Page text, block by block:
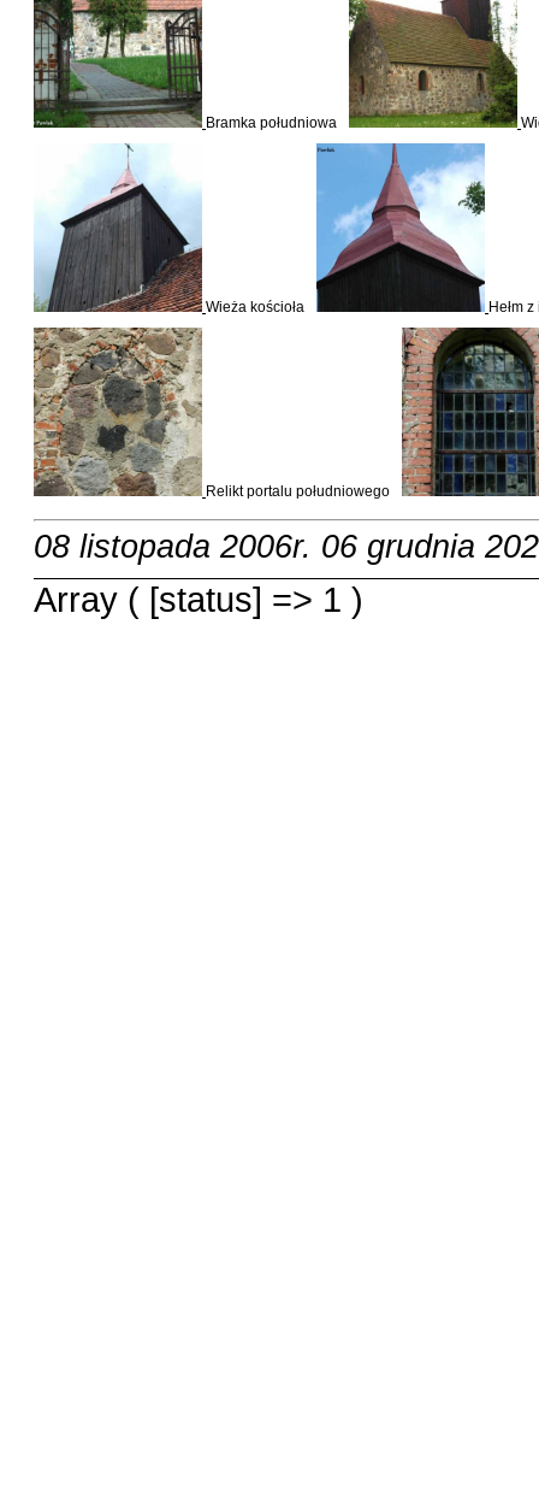
Bramka południowa
Wieża kościoła Hełm
Relikt portalu południowego
08 listopada 2006r. 06 grudnia
Array ( [status] => 1 )